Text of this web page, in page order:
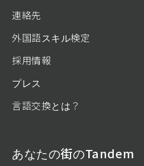
連絡先
外国語スキル検定
採用情報
プレス
言語交換とは？
あなたの街のTandem